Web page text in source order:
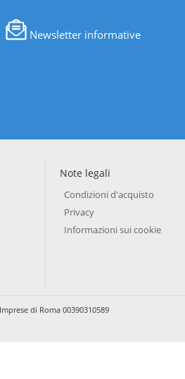
Newsletter informative
Note legali
Condizioni d'acquisto
Privacy
Informazioni sui cookie
di Roma 00390310589